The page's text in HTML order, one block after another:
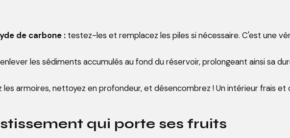
de carbone : testez-les et remplacez les piles si nécessaire. C'est une
les sédiments accumulés au fond du réservoir, prolongeant ainsi sa
les armoires, nettoyez en profondeur, et désencombrez ! Un intérieur frais
qui porte ses fruits